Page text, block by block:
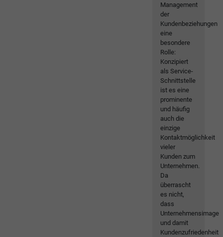
Management
der
Kundenbeziehungen
eine
besondere
Rolle:
Konzipiert
als Service-
Schnittstelle
ist es eine
prominente
und häufig
auch die
einzige
Kontaktmöglichkeit
vieler
Kunden zum
Unternehmen.
Da
überrascht
es nicht,
dass
Unternehmensimage
und damit
Kundenzufriedenheit